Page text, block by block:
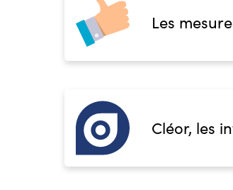
Les
Cléor, les